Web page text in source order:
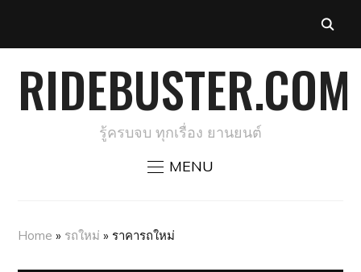
RIDEBUSTER.COM
รู้ครบจบ ทุกเรื่อง ยานยนต์
MENU
Home » รถใหม่ » ราคารถใหม่